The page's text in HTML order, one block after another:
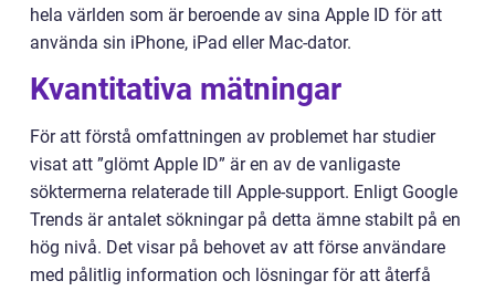
hela världen som är beroende av sina Apple ID för att
använda sin iPhone, iPad eller Mac-dator.
Kvantitativa mätningar
För att förstå omfattningen av problemet har studier
visat att ”glömt Apple ID” är en av de vanligaste
söktermerna relaterade till Apple-support. Enligt Google
Trends är antalet sökningar på detta ämne stabilt på en
hög nivå. Det visar på behovet av att förse användare
med pålitlig information och lösningar för att återfå